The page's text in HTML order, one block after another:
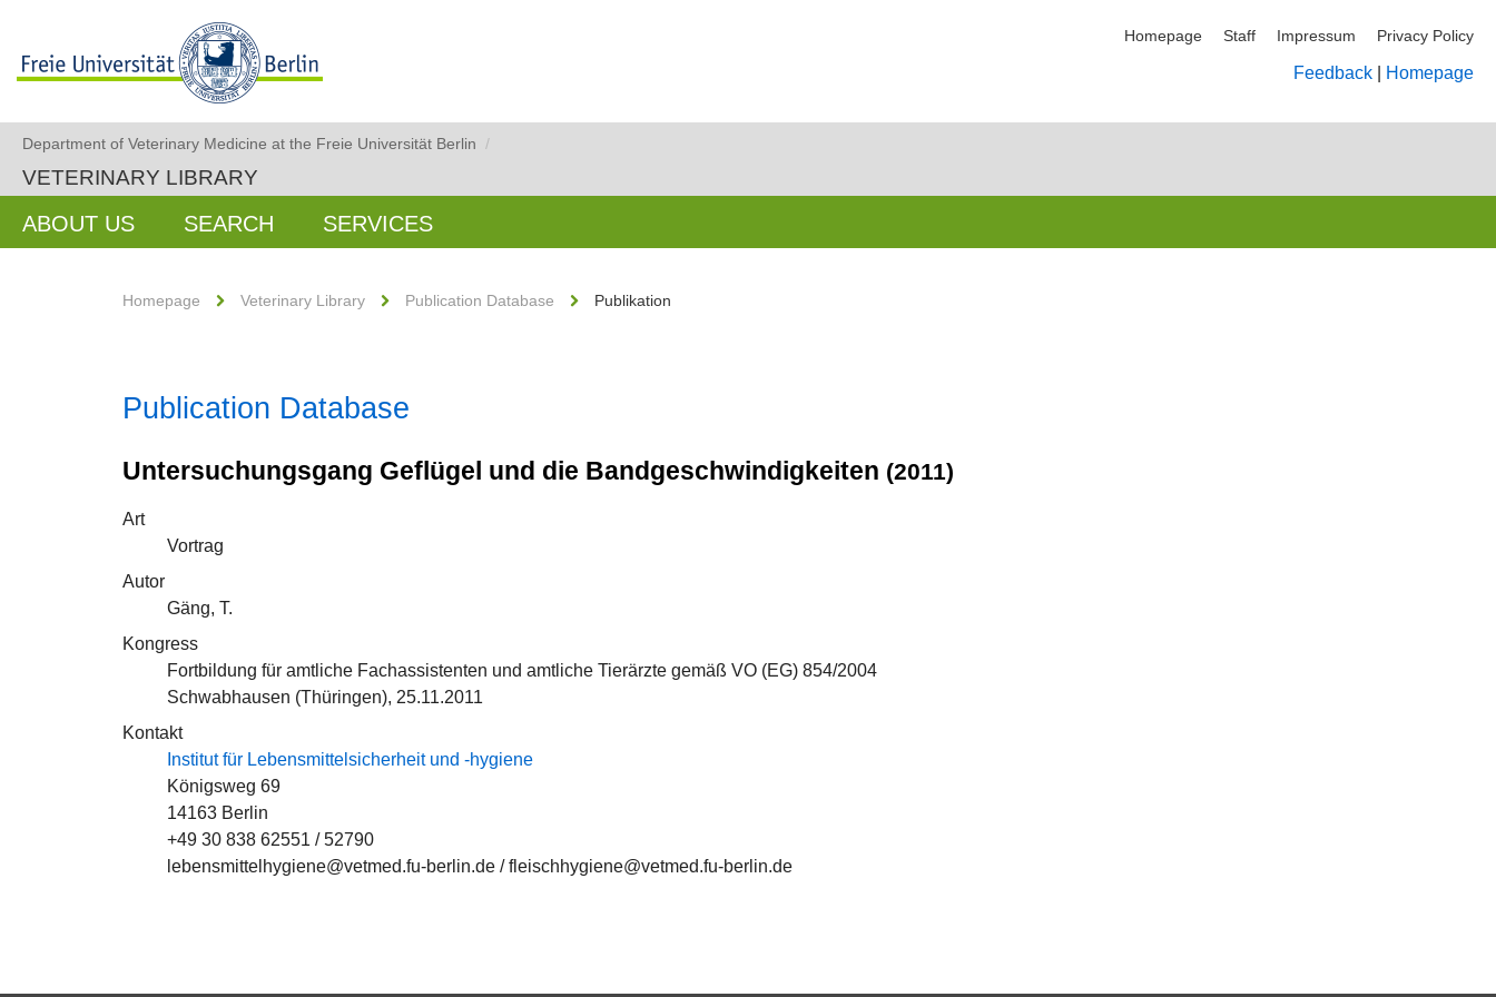
Homepage Staff Impressum Privacy Policy
Feedback Homepage
Department of Veterinary Medicine at the Freie Universität Berlin /
VETERINARY LIBRARY
ABOUT US SEARCH SERVICES
Homepage Veterinary Library Publication Database Publikation
Publication Database
Untersuchungsgang Geflügel und die Bandgeschwindigkeiten (2011)
Art
Vortrag
Autor
Gäng, T.
Kongress
Fortbildung für amtliche Fachassistenten und amtliche Tierärzte gemäß VO (EG) 854/2004
Schwabhausen (Thüringen), 25.11.2011
Kontakt
Institut für Lebensmittelsicherheit und -hygiene
Königsweg 69
14163 Berlin
+49 30 838 62551 / 52790
lebensmittelhygiene@vetmed.fu-berlin.de / fleischhygiene@vetmed.fu-berlin.de